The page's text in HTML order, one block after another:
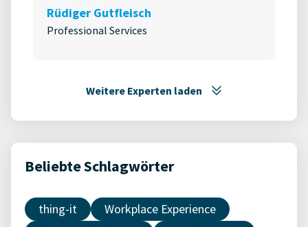
Rüdiger Gutfleisch
Professional Services
Weitere Experten laden
Beliebte Schlagwörter
thing-it
Workplace Experience